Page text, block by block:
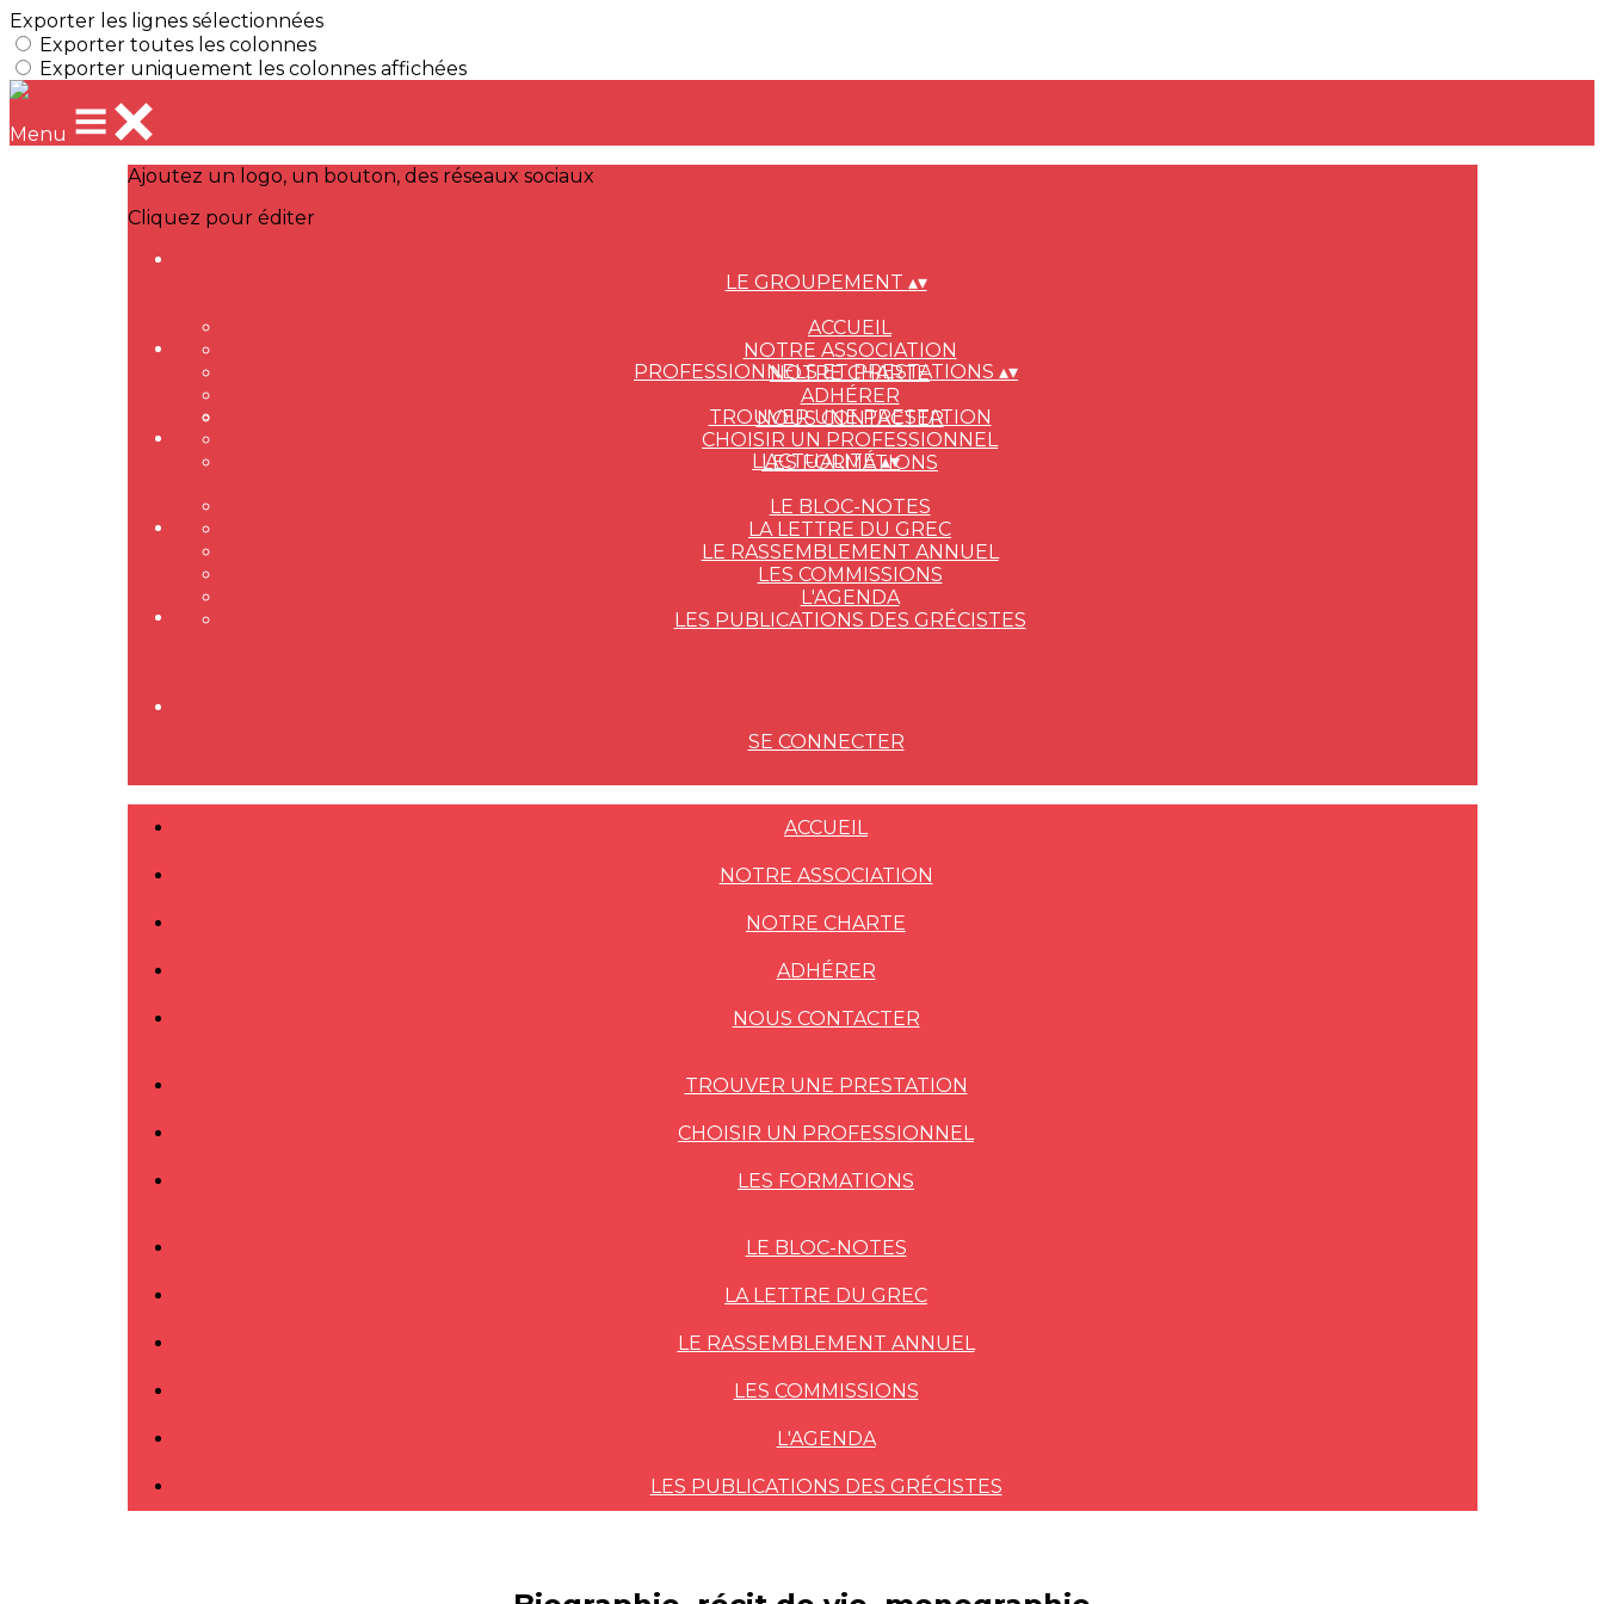
Exporter les lignes sélectionnées
Exporter toutes les colonnes
Exporter uniquement les colonnes affichées
Menu
Ajoutez un logo, un bouton, des réseaux sociaux
Cliquez pour éditer
LE GROUPEMENT ▴▾
ACCUEIL
NOTRE ASSOCIATION
NOTRE CHARTE
ADHÉRER
NOUS CONTACTER
PROFESSIONNELS ET PRESTATIONS ▴▾
TROUVER UNE PRESTATION
CHOISIR UN PROFESSIONNEL
LES FORMATIONS
L'ACTUALITÉ▴▾
LE BLOC-NOTES
LA LETTRE DU GREC
LE RASSEMBLEMENT ANNUEL
LES COMMISSIONS
L'AGENDA
LES PUBLICATIONS DES GRÉCISTES
SE CONNECTER
ACCUEIL
NOTRE ASSOCIATION
NOTRE CHARTE
ADHÉRER
NOUS CONTACTER
TROUVER UNE PRESTATION
CHOISIR UN PROFESSIONNEL
LES FORMATIONS
LE BLOC-NOTES
LA LETTRE DU GREC
LE RASSEMBLEMENT ANNUEL
LES COMMISSIONS
L'AGENDA
LES PUBLICATIONS DES GRÉCISTES